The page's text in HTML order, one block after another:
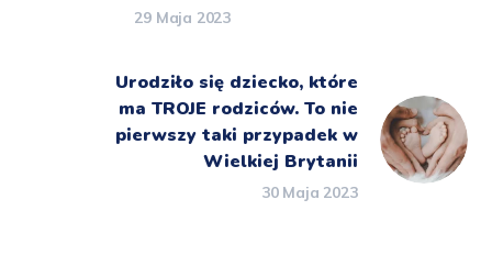
29 Maja 2023
Urodziło się dziecko, które
ma TROJE rodziców. To nie
pierwszy taki przypadek w
Wielkiej Brytanii
30 Maja 2023